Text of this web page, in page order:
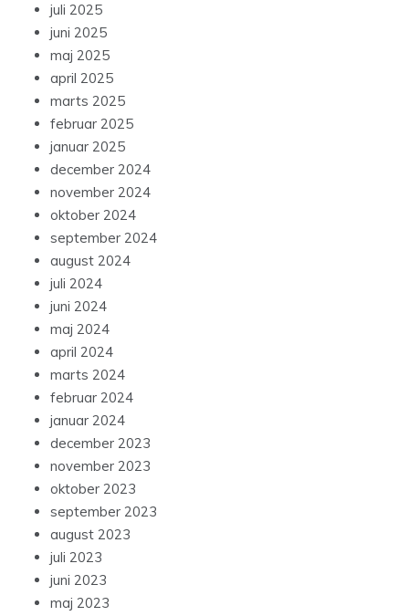
juli 2025
juni 2025
maj 2025
april 2025
marts 2025
februar 2025
januar 2025
december 2024
november 2024
oktober 2024
september 2024
august 2024
juli 2024
juni 2024
maj 2024
april 2024
marts 2024
februar 2024
januar 2024
december 2023
november 2023
oktober 2023
september 2023
august 2023
juli 2023
juni 2023
maj 2023